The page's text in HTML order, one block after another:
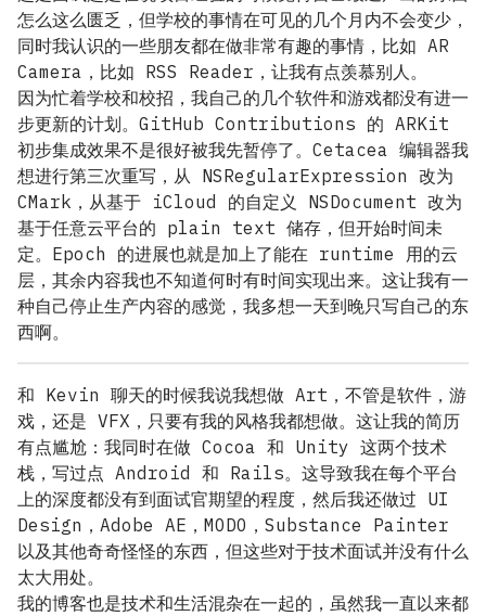
怎么这么匮乏，但学校的事情在可见的几个月内不会变少，
同时我认识的一些朋友都在做非常有趣的事情，比如 AR
Camera，比如 RSS Reader，让我有点羡慕别人。
因为忙着学校和校招，我自己的几个软件和游戏都没有进一
步更新的计划。GitHub Contributions 的 ARKit
初步集成效果不是很好被我先暂停了。Cetacea 编辑器我
想进行第三次重写，从 NSRegularExpression 改为
CMark，从基于 iCloud 的自定义 NSDocument 改为
基于任意云平台的 plain text 储存，但开始时间未
定。Epoch 的进展也就是加上了能在 runtime 用的云
层，其余内容我也不知道何时有时间实现出来。这让我有一
种自己停止生产内容的感觉，我多想一天到晚只写自己的东
西啊。
和 Kevin 聊天的时候我说我想做 Art，不管是软件，游
戏，还是 VFX，只要有我的风格我都想做。这让我的简历
有点尴尬：我同时在做 Cocoa 和 Unity 这两个技术
栈，写过点 Android 和 Rails。这导致我在每个平台
上的深度都没有到面试官期望的程度，然后我还做过 UI
Design，Adobe AE，MODO，Substance Painter
以及其他奇奇怪怪的东西，但这些对于技术面试并没有什么
太大用处。
我的博客也是技术和生活混杂在一起的，虽然我一直以来都